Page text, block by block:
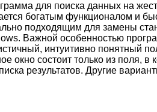
для поиска данных на
богатым функционалом и
подходящим для замены
Важной особенностью
интуитивно понятный
окно состоит только из поля, в
результатов. Другие